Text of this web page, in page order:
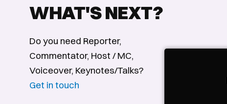
WHAT'S NEXT?
Do you need Reporter,
Commentator, Host / MC,
Voiceover, Keynotes/Talks?
Get in touch